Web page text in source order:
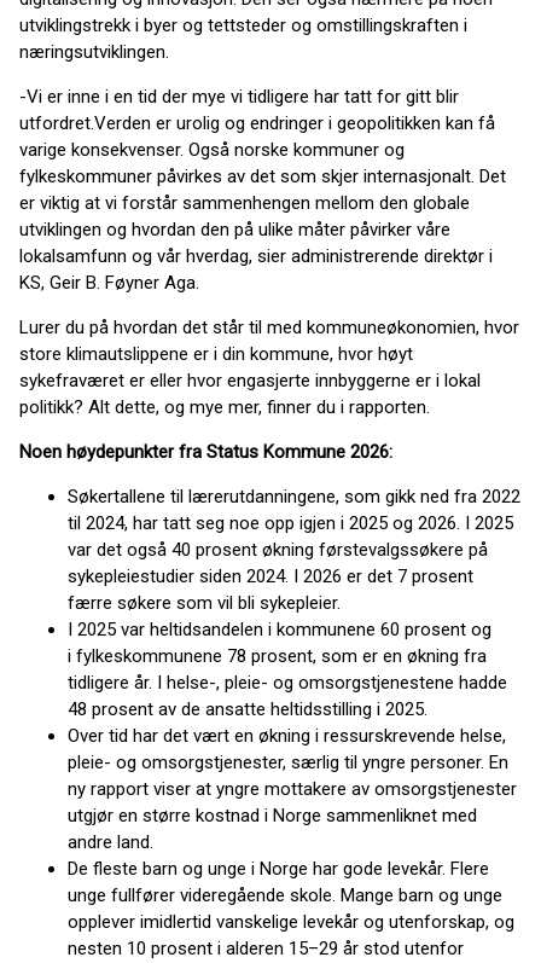
utviklingstrekk i byer og tettsteder og omstillingskraften i
næringsutviklingen.
-Vi er inne i en tid der mye vi tidligere har tatt for gitt blir
utfordret.Verden er urolig og endringer i geopolitikken kan få
varige konsekvenser. Også norske kommuner og
fylkeskommuner påvirkes av det som skjer internasjonalt. Det
er viktig at vi forstår sammenhengen mellom den globale
utviklingen og hvordan den på ulike måter påvirker våre
lokalsamfunn og vår hverdag, sier administrerende direktør i
KS, Geir B. Føyner Aga.
Lurer du på hvordan det står til med kommuneøkonomien, hvor
store klimautslippene er i din kommune, hvor høyt
sykefraværet er eller hvor engasjerte innbyggerne er i lokal
politikk? Alt dette, og mye mer, finner du i rapporten.
Noen høydepunkter fra Status Kommune 2026:
Søkertallene til lærerutdanningene, som gikk ned fra 2022
til 2024, har tatt seg noe opp igjen i 2025 og 2026. I 2025
var det også 40 prosent økning førstevalgssøkere på
sykepleiestudier siden 2024. I 2026 er det 7 prosent
færre søkere som vil bli sykepleier.
I 2025 var heltidsandelen i kommunene 60 prosent og
i fylkes­kommunene 78 prosent, som er en økning fra
tidligere år. I helse-, pleie- og omsorgstjenestene hadde
48 prosent av de ansatte heltidsstilling i 2025.
Over tid har det vært en økning i ressurskrevende helse,
pleie- og omsorgstjenester, særlig til yngre personer. En
ny rapport viser at yngre mot­takere av omsorgstjenester
utgjør en større kostnad i Norge sammenliknet med
andre land.
De fleste barn og unge i Norge har gode levekår. Flere
unge fullfører videregående skole. Mange barn og unge
opplever imidlertid vanskelige levekår og utenforskap, og
nesten 10 prosent i alderen 15–29 år stod utenfor